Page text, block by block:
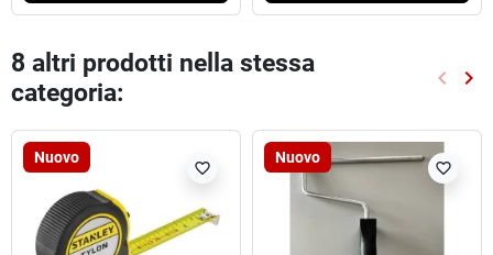
8 altri prodotti nella stessa
categoria:
keyboard_arrow_left keyboard_arrow_right
Nuovo
favorite_border
Nuovo
favorite_border